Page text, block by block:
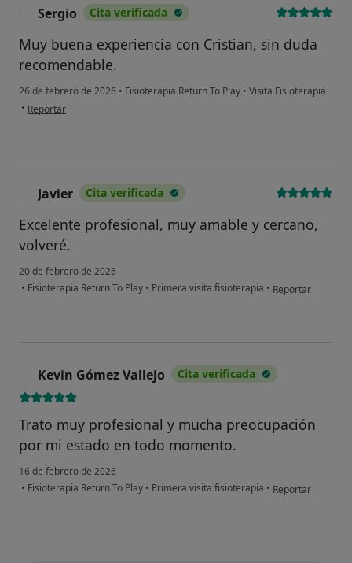
Sergio Cita verificada
Muy buena experiencia con Cristian, sin duda
recomendable.
26 de febrero de 2026 • Fisioterapia Return To Play • Visita Fisioterapia
• en opinión del usuario Sergio
Reportar
Javier Cita verificada
Excelente profesional, muy amable y cercano,
volveré.
20 de febrero de 2026
• Fisioterapia Return To Play • Primera visita fisioterapia • en opinión del
Reportar
Kevin Gómez Vallejo Cita verificada
Trato muy profesional y mucha preocupación
por mi estado en todo momento.
16 de febrero de 2026
• Fisioterapia Return To Play • Primera visita fisioterapia • en opinión del
Reportar